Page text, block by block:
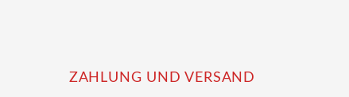
ZAHLUNG UND VERSAND